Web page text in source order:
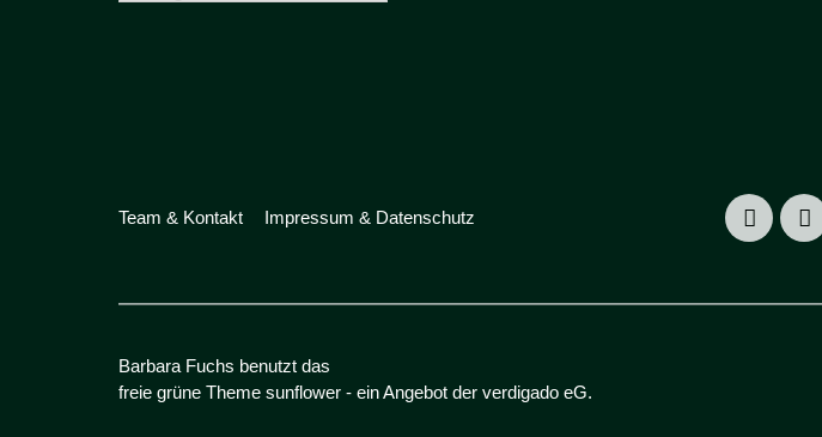
Team & Kontakt Impressum & Datenschutz
Barbara Fuchs benutzt das
freie grüne Theme sunflower ‐ ein Angebot der verdigado eG.